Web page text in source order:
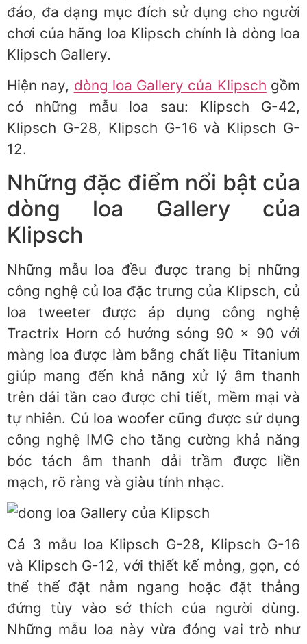
đáo, đa dạng mục đích sử dụng cho người
chơi của hãng loa Klipsch chính là dòng loa
Klipsch Gallery.
Hiện nay, dòng loa Gallery của Klipsch gồm
có những mẫu loa sau: Klipsch G-42,
Klipsch G-28, Klipsch G-16 và Klipsch G-
12.
Những đặc điểm nổi bật của
dòng loa Gallery của
Klipsch
Những mẫu loa đều được trang bị những
công nghệ củ loa đặc trưng của Klipsch, củ
loa tweeter được áp dụng công nghệ
Tractrix Horn có hướng sóng 90 x 90 với
màng loa được làm bằng chất liệu Titanium
giúp mang đến khả năng xử lý âm thanh
trên dải tần cao được chi tiết, mềm mại và
tự nhiên. Củ loa woofer cũng được sử dụng
công nghệ IMG cho tăng cường khả năng
bóc tách âm thanh dải trầm được liền
mạch, rõ ràng và giàu tính nhạc.
Cả 3 mẫu loa Klipsch G-28, Klipsch G-16
và Klipsch G-12, với thiết kế mỏng, gọn, có
thể thế đặt nằm ngang hoặc đặt thẳng
đứng tùy vào sở thích của người dùng.
Những mẫu loa này vừa đóng vai trò như